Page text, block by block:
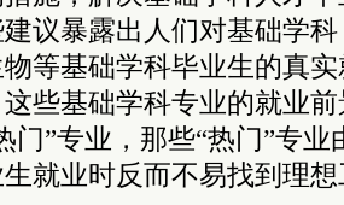
议暴露出人们对基础学
等基础学科毕业生的真
些基础学科专业的就业
门”专业，那些“热门”专
就业时反而不易找到理